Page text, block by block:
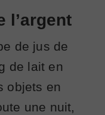
l’argent
de jus de
de lait en
objets en
une nuit,